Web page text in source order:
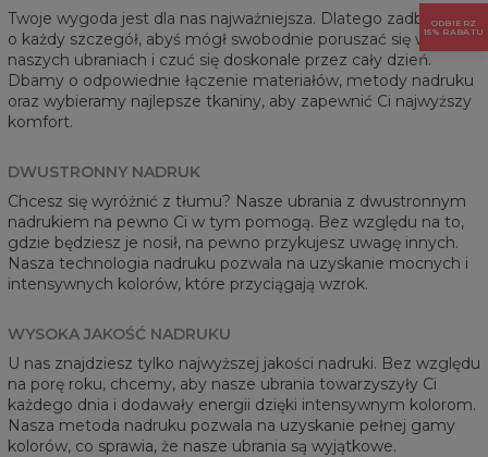
Twoje wygoda jest dla nas najważniejsza. Dlatego zadbaliśmy
o każdy szczegół, abyś mógł swobodnie poruszać się w
naszych ubraniach i czuć się doskonale przez cały dzień.
Dbamy o odpowiednie łączenie materiałów, metody nadruku
oraz wybieramy najlepsze tkaniny, aby zapewnić Ci najwyższy
komfort.
DWUSTRONNY NADRUK
Chcesz się wyróżnić z tłumu? Nasze ubrania z dwustronnym
nadrukiem na pewno Ci w tym pomogą. Bez względu na to,
gdzie będziesz je nosił, na pewno przykujesz uwagę innych.
Nasza technologia nadruku pozwala na uzyskanie mocnych i
intensywnych kolorów, które przyciągają wzrok.
WYSOKA JAKOŚĆ NADRUKU
U nas znajdziesz tylko najwyższej jakości nadruki. Bez względu
na porę roku, chcemy, aby nasze ubrania towarzyszyły Ci
każdego dnia i dodawały energii dzięki intensywnym kolorom.
Nasza metoda nadruku pozwala na uzyskanie pełnej gamy
kolorów, co sprawia, że nasze ubrania są wyjątkowe.
ODBIERZ
15% RABATU